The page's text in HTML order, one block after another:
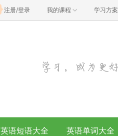
注册/登录 我的课程 学习方案
英语短语大全 英语单词大全